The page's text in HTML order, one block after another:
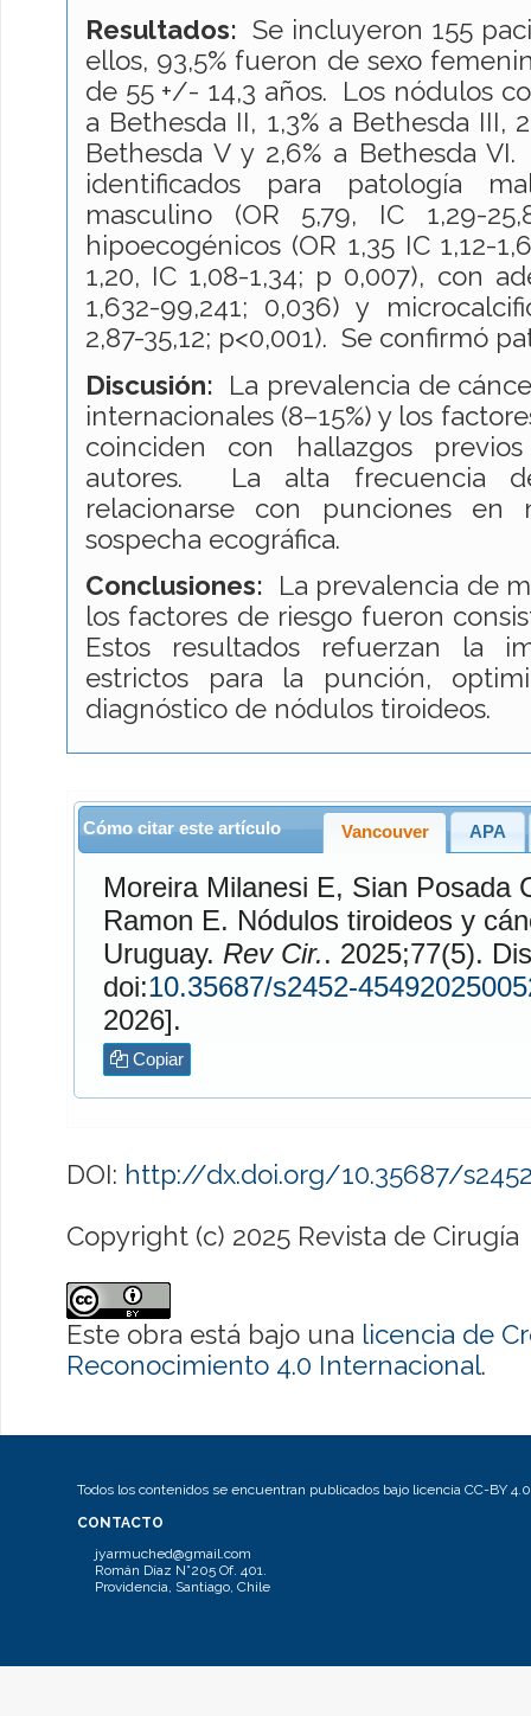
Resultados: Se incluyeron 155
ellos, 93,5% fueron de sexo
de 55 +/- 14,3 años. Los nódulos
a Bethesda II, 1,3% a Bethesda III,
Bethesda V y 2,6% a Bethesda
identificados para patología
masculino (OR 5,79, IC 1,29-
hipoecogénicos (OR 1,35 IC 1,12-
1,20, IC 1,08-1,34; p 0,007), con
1,632-99,241; 0,036) y
2,87-35,12; p<0,001). Se confirmó
Discusión: La prevalencia de
internacionales (8–15%) y los
coinciden con hallazgos
autores. La alta frecuencia
relacionarse con punciones en
sospecha ecográfica.
Conclusiones: La prevalencia de
los factores de riesgo fueron
Estos resultados refuerzan la
estrictos para la punción,
diagnóstico de nódulos tiroideos.
Cómo citar este artículo Vancouver APA
Moreira Milanesi E, Sian Posada
Ramon E. Nódulos tiroideos y cáncer de tiroides en
Uruguay. Rev Cir.. 2025;77(5). Disponible en:
doi:10.35687/s2452-
2026].
Copiar
DOI: http://dx.doi.org/10.35687/
Copyright (c) 2025 Revista de Cirugía
Este obra está bajo una licencia de
Reconocimiento 4.0 Internacional.
Todos los contenidos se encuentran publicados bajo licencia CC-BY 4.0
CONTACTO
jyarmuched@gmail.com
Román Díaz N°205 Of. 401.
Providencia, Santiago, Chile